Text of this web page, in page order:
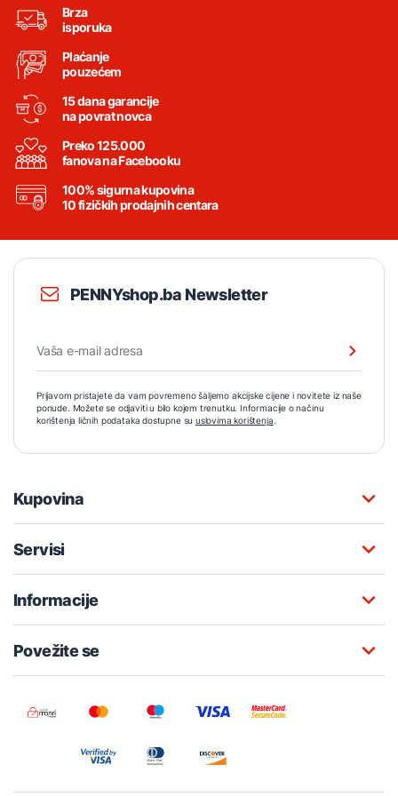
Brza
isporuka
Plaćanje
pouzećem
15 dana garancije
na povrat novca
Preko 125.000
fanova na Facebooku
100% sigurna kupovina
10 fizičkih prodajnih centara
PENNYshop.ba Newsletter
Prijavom pristajete da vam povremeno šaljemo akcijske cijene i novitete iz naše
ponude. Možete se odjaviti u bilo kojem trenutku. Informacije o načinu
korištenja ličnih podataka dostupne su uslovima korištenja.
Kupovina
Servisi
Informacije
Povežite se